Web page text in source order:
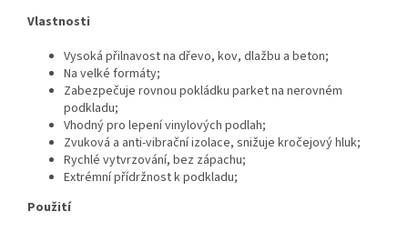
Vlastnosti
Vysoká přilnavost na dřevo, kov, dlažbu a beton;
Na velké formáty;
Zabezpečuje rovnou pokládku parket na nerovném
podkladu;
Vhodný pro lepení vinylových podlah;
Zvuková a anti-vibrační izolace, snižuje kročejový hluk;
Rychlé vytvrzování, bez zápachu;
Extrémní přídržnost k podkladu;
Použití